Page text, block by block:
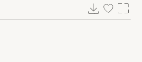
Pobierz
Dodaj